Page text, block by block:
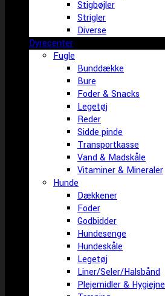
Stigbøjler
Strigler
Diverse
Dyrecenter
Fugle
Bunddække
Bure
Foder & Snacks
Legetøj
Reder
Sidde pinde
Transportkasse
Vand & Madskåle
Vitaminer & Mineraler
Hunde
Dækkener
Foder
Godbidder
Hundesenge
Hundeskåle
Legetøj
Liner/Seler/Halsbånd
Plejemidler & Hygiejne